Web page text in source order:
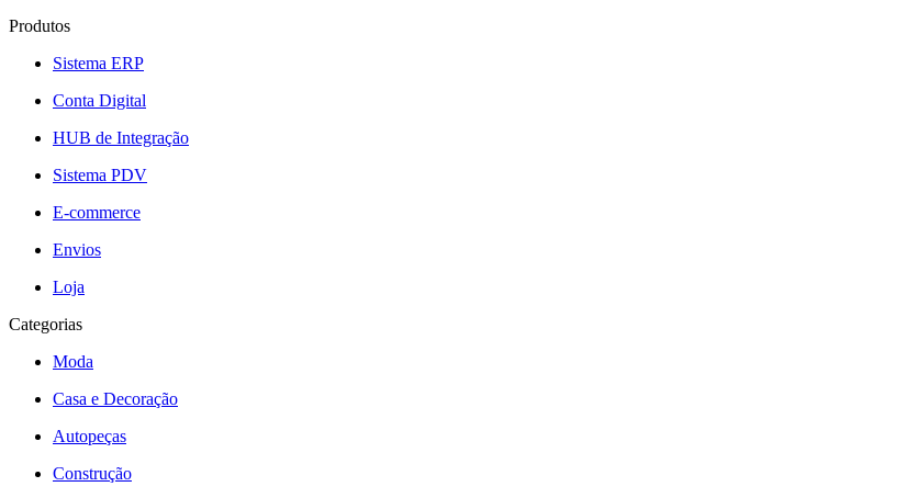
Produtos
Sistema ERP
Conta Digital
HUB de Integração
Sistema PDV
E-commerce
Envios
Loja
Categorias
Moda
Casa e Decoração
Autopeças
Construção